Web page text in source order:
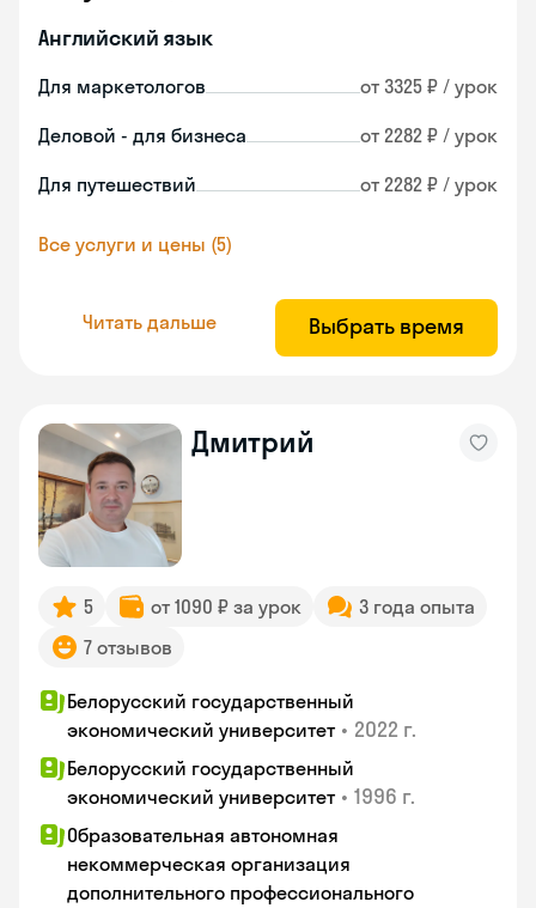
Английский язык
Для маркетологов от 3325 ₽ / урок
Деловой - для бизнеса от 2282 ₽ / урок
Для путешествий от 2282 ₽ / урок
Все услуги и цены (5)
Читать дальше Выбрать время
Дмитрий
5 от 1090 ₽ за урок
3 года опыта
7 отзывов
Белорусский государственный
экономический университет • 2022 г.
Белорусский государственный
экономический университет • 1996 г.
Образовательная автономная
некоммерческая организация
дополнительного профессионального